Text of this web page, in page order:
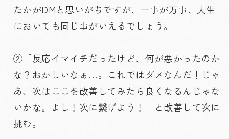
たかがDMと思いがちですが、一事が万事、人生
においても同じ事がいえるでしょう。
②「反応イマイチだったけど、何が悪かったのか
な？おかしいなぁ…。これではダメなんだ！じゃ
あ、次はここを改善してみたら良くなるんじゃな
いかな。よし！次に繋げよう！」と改善して次に
挑む。